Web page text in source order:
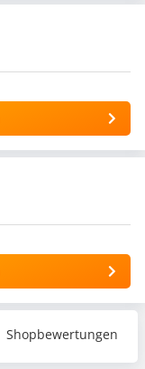
Shopbewertungen